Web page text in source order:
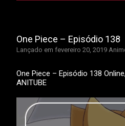
One Piece – Episódio 138
Lançado em fevereiro 20, 2019
One Piece – Episódio 138
ANITUBE